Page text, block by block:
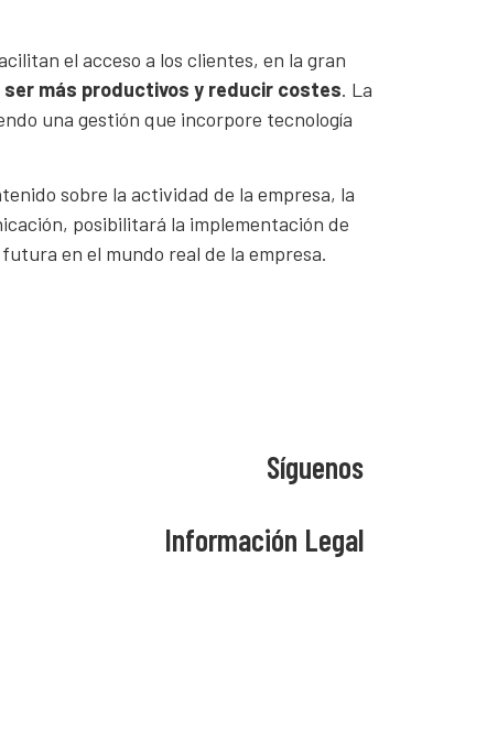
el acceso a los clientes, en la gran
más productivos y reducir costes. La
una gestión que incorpore tecnología
sobre la actividad de la empresa, la
posibilitará la implementación de
en el mundo real de la empresa.
Síguenos
Información Legal